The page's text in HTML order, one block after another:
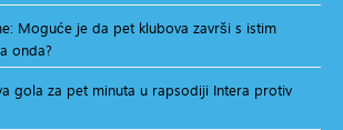
Moguće je da pet klubova završi s istim
onda?
gola za pet minuta u rapsodiji Intera protiv